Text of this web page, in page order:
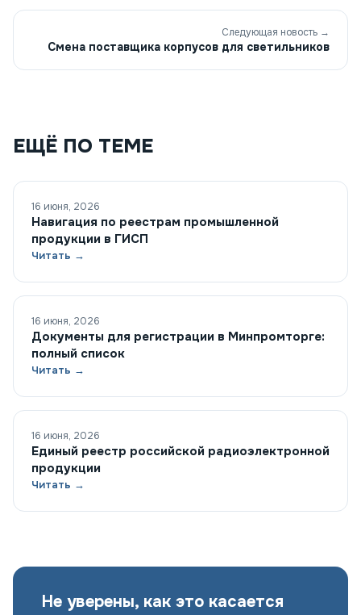
Следующая новость →
Смена поставщика корпусов для светильников
ЕЩЁ ПО ТЕМЕ
16 июня, 2026
Навигация по реестрам промышленной
продукции в ГИСП
Читать →
16 июня, 2026
Документы для регистрации в Минпромторге:
полный список
Читать →
16 июня, 2026
Единый реестр российской радиоэлектронной
продукции
Читать →
Не уверены, как это касается